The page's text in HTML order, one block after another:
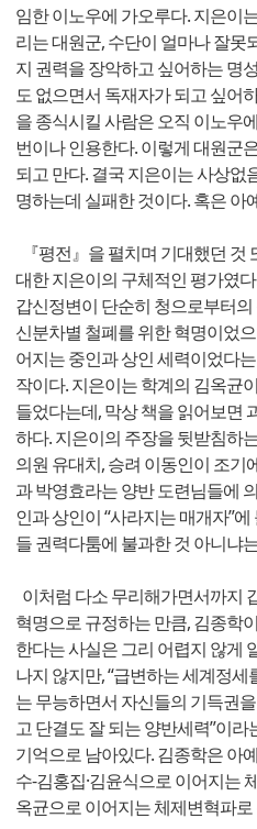
임한 이노우에 가오루다. 지은이
리는 대원군, 수단이 얼마나 잘
지 권력을 장악하고 싶어하는 명
도 없으면서 독재자가 되고 싶어
을 종식시킬 사람은 오직 이노우
번이나 인용한다. 이렇게 대원군
되고 만다. 결국 지은이는 사상없
명하는데 실패한 것이다. 혹은 아
『평전』을 펼치며 기대했던 것
대한 지은이의 구체적인 평가였
갑신정변이 단순히 청으로부터
신분차별 철폐를 위한 혁명이었
어지는 중인과 상인 세력이었다
작이다. 지은이는 학계의 김옥균
들었다는데, 막상 책을 읽어보면
하다. 지은이의 주장을 뒷받침하
의원 유대치, 승려 이동인이 조기
과 박영효라는 양반 도련님들에
인과 상인이 “사라지는 매개자”
들 권력다툼에 불과한 것 아니냐
이처럼 다소 무리해가면서까지
혁명으로 규정하는 만큼, 김종학
한다는 사실은 그리 어렵지 않게
나지 않지만, “급변하는 세계정
는 무능하면서 자신들의 기득권
고 단결도 잘 되는 양반세력”이
기억으로 남아있다. 김종학은 아
수-김홍집·김윤식으로 이어지는
옥균으로 이어지는 체제변혁파